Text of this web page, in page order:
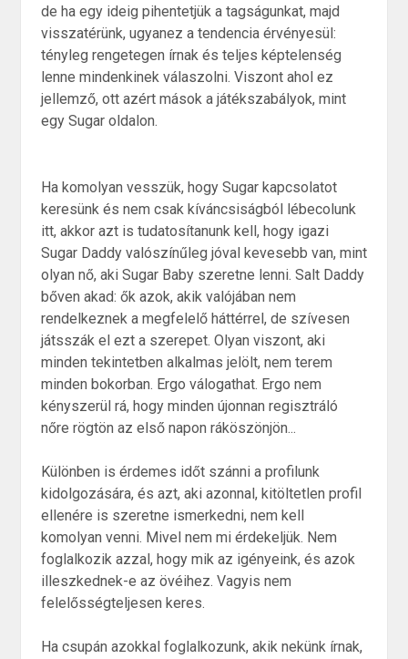
de ha egy ideig pihentetjük a tagságunkat, majd
visszatérünk, ugyanez a tendencia érvényesül:
tényleg rengetegen írnak és teljes képtelenség
lenne mindenkinek válaszolni. Viszont ahol ez
jellemző, ott azért mások a játékszabályok, mint
egy Sugar oldalon.
Ha komolyan vesszük, hogy Sugar kapcsolatot
keresünk és nem csak kíváncsiságból lébecolunk
itt, akkor azt is tudatosítanunk kell, hogy igazi
Sugar Daddy valószínűleg jóval kevesebb van, mint
olyan nő, aki Sugar Baby szeretne lenni. Salt Daddy
bőven akad: ők azok, akik valójában nem
rendelkeznek a megfelelő háttérrel, de szívesen
játsszák el ezt a szerepet. Olyan viszont, aki
minden tekintetben alkalmas jelölt, nem terem
minden bokorban. Ergo válogathat. Ergo nem
kényszerül rá, hogy minden újonnan regisztráló
nőre rögtön az első napon ráköszönjön...
Különben is érdemes időt szánni a profilunk
kidolgozására, és azt, aki azonnal, kitöltetlen profil
ellenére is szeretne ismerkedni, nem kell
komolyan venni. Mivel nem mi érdekeljük. Nem
foglalkozik azzal, hogy mik az igényeink, és azok
illeszkednek-e az övéihez. Vagyis nem
felelősségteljesen keres.
Ha csupán azokkal foglalkozunk, akik nekünk írnak,